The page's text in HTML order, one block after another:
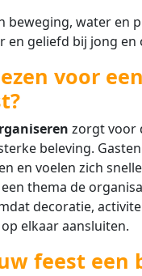
beweging, water en
en geliefd bij jong en
voor een
zorgt voor
beleving.
en voelen zich
thema de
decoratie,
elkaar aansluiten.
feest een